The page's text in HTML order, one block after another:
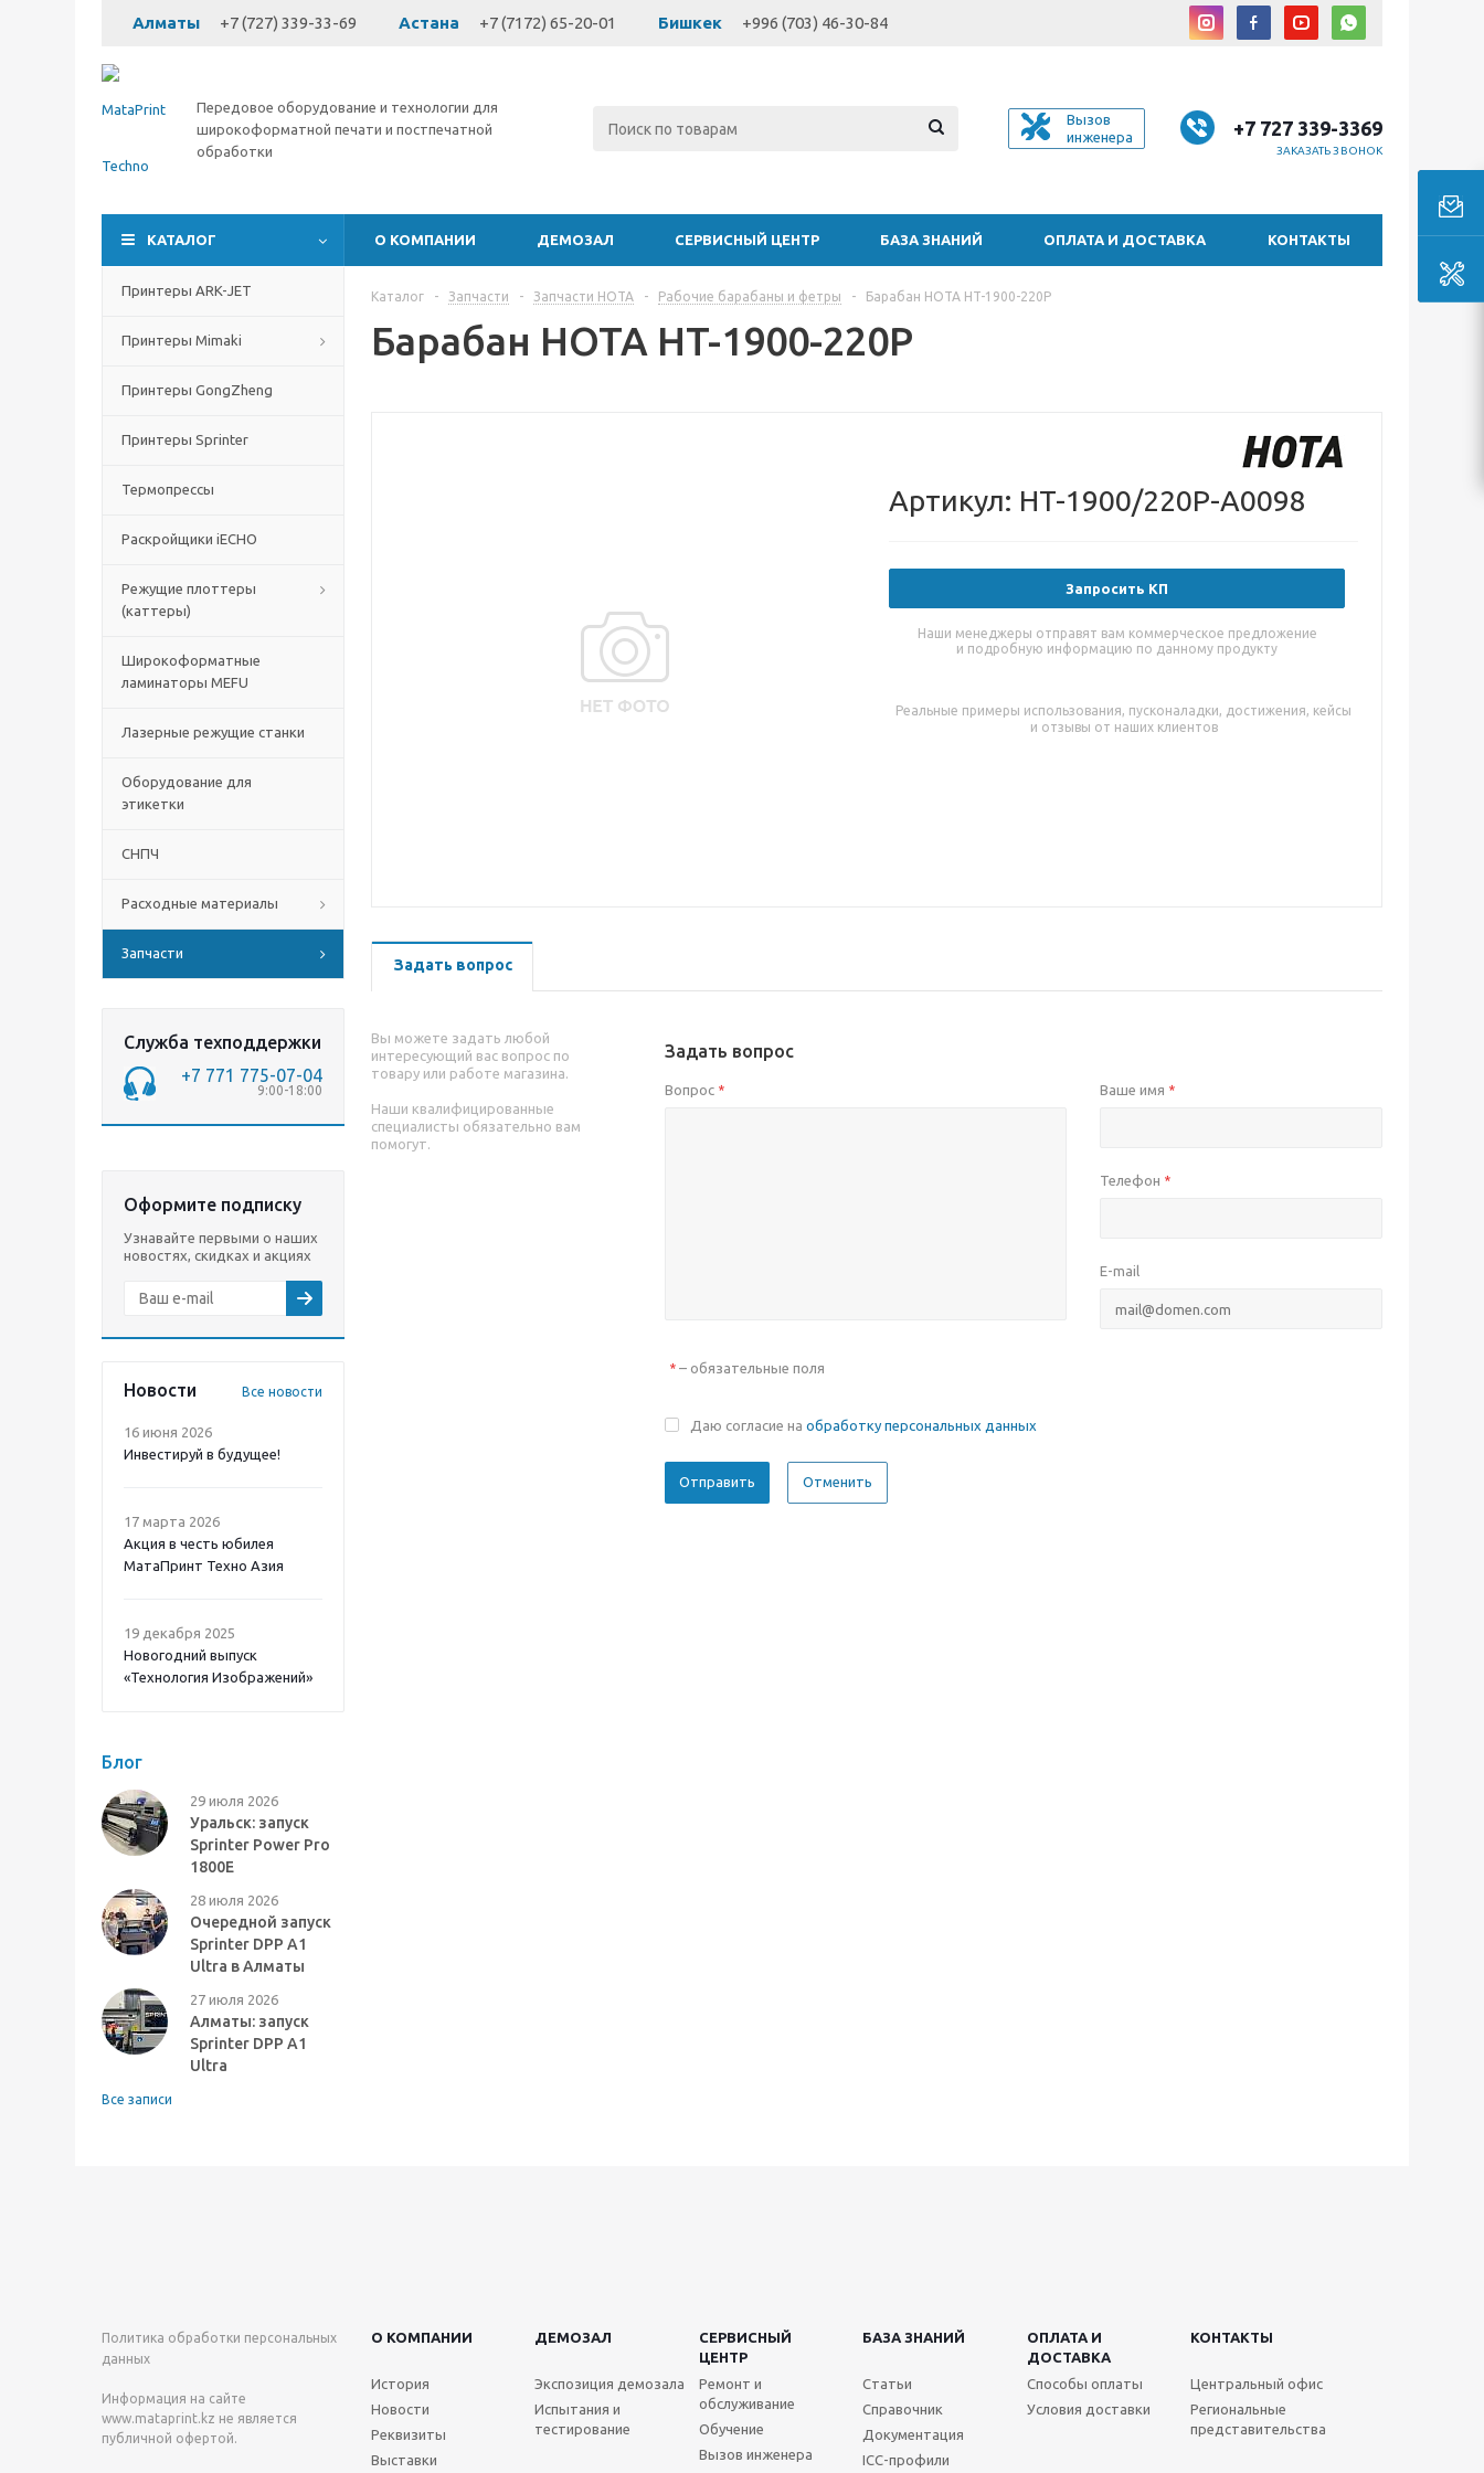
Алматы +7 (727) 339-33-69 Астана +7 (7172) 65-20-01 Бишкек +996 (703) 46-30-84
Передовое оборудование и технологии для
широкоформатной печати и постпечатной
обработки
Вызов
инженера
+7 727 339-3369
ЗАКАЗАТЬ ЗВОНОК
КАТАЛОГ О КОМПАНИИ ДЕМОЗАЛ СЕРВИСНЫЙ ЦЕНТР БАЗА ЗНАНИЙ ОПЛАТА И ДОСТАВКА КОНТАКТЫ
Принтеры ARK-JET
Принтеры Mimaki
Принтеры GongZheng
Принтеры Sprinter
Термопрессы
Раскройщики iECHO
Режущие плоттеры
(каттеры)
Широкоформатные
ламинаторы MEFU
Лазерные режущие станки
Оборудование для
этикетки
СНПЧ
Расходные материалы
Запчасти
Служба техподдержки
+7 771 775-07-04
9:00-18:00
Оформите подписку
Узнавайте первыми о наших
новостях, скидках и акциях
Новости Все новости
16 июня 2026
Инвестируй в будущее!
17 марта 2026
Акция в честь юбилея
МатаПринт Техно Азия
19 декабря 2025
Новогодний выпуск
«Технология Изображений»
Блог
29 июля 2026
Уральск: запуск
Sprinter Power Pro
1800E
28 июля 2026
Очередной запуск
Sprinter DPP A1
Ultra в Алматы
27 июля 2026
Алматы: запуск
Sprinter DPP A1
Ultra
Все записи
Каталог - Запчасти - Запчасти HOTA - Рабочие барабаны и фетры - Барабан HOTA HT-1900-220P
Барабан HOTA HT-1900-220P
Артикул: HT-1900/220P-A0098
Запросить КП
Наши менеджеры отправят вам коммерческое предложение
и подробную информацию по данному продукту
Реальные примеры использования, пусконаладки, достижения, кейсы
и отзывы от наших клиентов
Задать вопрос
Вы можете задать любой
интересующий вас вопрос по
товару или работе магазина.
Наши квалифицированные
специалисты обязательно вам
помогут.
Задать вопрос
Вопрос * Ваше имя *
Телефон *
E-mail
*– обязательные поля
Даю согласие на обработку персональных данных
Отменить
Политика обработки персональных
данных
Информация на сайте
www.mataprint.kz не является
публичной офертой.
О КОМПАНИИ ДЕМОЗАЛ
СЕРВИСНЫЙ
ЦЕНТР
БАЗА ЗНАНИЙ
ОПЛАТА И
ДОСТАВКА
КОНТАКТЫ
История
Новости
Реквизиты
Выставки
Экспозиция демозала
Испытания и
тестирование
Ремонт и
обслуживание
Обучение
Вызов инженера
Статьи
Справочник
Документация
ICC-профили
Способы оплаты
Условия доставки
Центральный офис
Региональные
представительства